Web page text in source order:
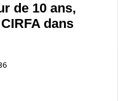
de 10 ans,
dans